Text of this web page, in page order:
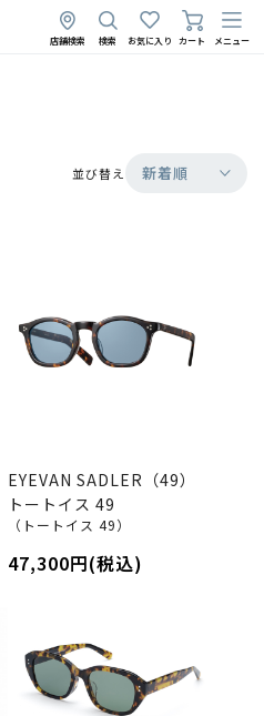
店舗検索 検索 お気に入り カート メニュー
並び替え 新着順
EYEVAN SADLER（49）
トートイス 49
（トートイス 49）
47,300円(税込)